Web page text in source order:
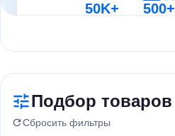
50K+ 500+
Подбор товаров
Сбросить фильтры